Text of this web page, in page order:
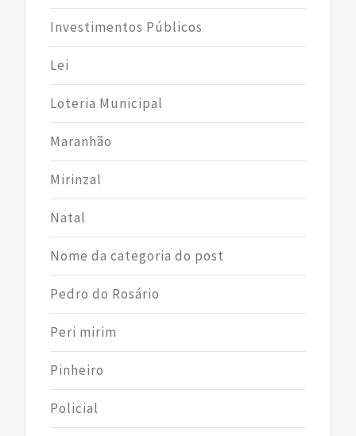
Investimentos Públicos
Lei
Loteria Municipal
Maranhão
Mirinzal
Natal
Nome da categoria do post
Pedro do Rosário
Peri mirim
Pinheiro
Policial